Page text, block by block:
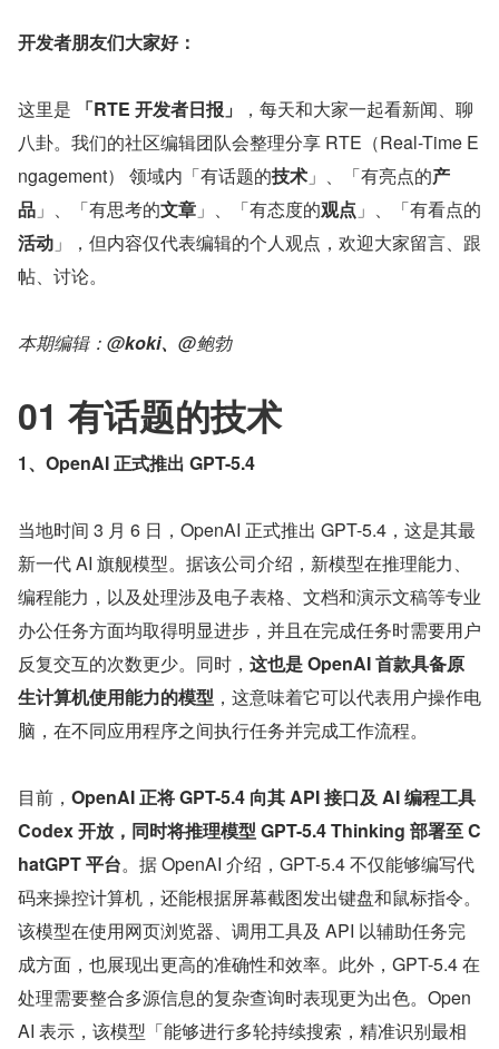
开发者朋友们大家好：
这里是 「RTE 开发者日报」
，每天和大家一起看新闻、聊
八卦。我们的社区编辑团队会整理分享 RTE（Real-Time E
ngagement） 领域内「有话题的技术 」、「有亮点的产
品 」、「有思考的文章 」、「有态度的观点 」、「有看点的
活动 」，但内容仅代表编辑的个人观点，欢迎大家留言、跟
帖、讨论。
本期编辑：@koki、 @鲍勃
01 有话题的技术
1、OpenAI 正式推出 GPT-5.4
当地时间 3 月 6 日，OpenAI 正式推出 GPT-5.4，这是其最
新一代 AI 旗舰模型。据该公司介绍，新模型在推理能力、
编程能力，以及处理涉及电子表格、文档和演示文稿等专业
办公任务方面均取得明显进步，并且在完成任务时需要用户
反复交互的次数更少。同时， 这也是 OpenAI 首款具备原
生计算机使用能力的模型 ，这意味着它可以代表用户操作电
脑，在不同应用程序之间执行任务并完成工作流程。
目前， OpenAI 正将 GPT-5.4 向其 API 接口及 AI 编程工具
Codex 开放，同时将推理模型 GPT-5.4 Thinking 部署至 C
hatGPT 平台。据 OpenAI 介绍，GPT-5.4 不仅能够编写代
码来操控计算机，还能根据屏幕截图发出键盘和鼠标指令。
该模型在使用网页浏览器、调用工具及 API 以辅助任务完
成方面，也展现出更高的准确性和效率。此外，GPT-5.4 在
处理需要整合多源信息的复杂查询时表现更为出色。Open
AI 表示，该模型「能够进行多轮持续搜索，精准识别最相